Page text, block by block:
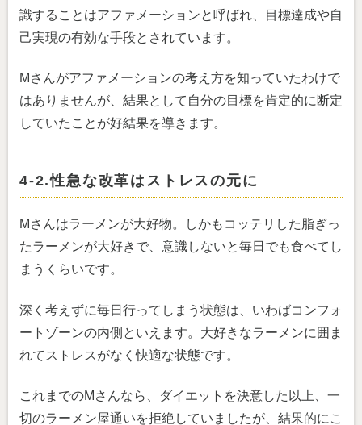
識することはアファメーションと呼ばれ、目標達成や自
己実現の有効な手段とされています。
Mさんがアファメーションの考え方を知っていたわけで
はありませんが、結果として自分の目標を肯定的に断定
していたことが好結果を導きます。
4-2.性急な改革はストレスの元に
Mさんはラーメンが大好物。しかもコッテリした脂ぎっ
たラーメンが大好きで、意識しないと毎日でも食べてし
まうくらいです。
深く考えずに毎日行ってしまう状態は、いわばコンフォ
ートゾーンの内側といえます。大好きなラーメンに囲ま
れてストレスがなく快適な状態です。
これまでのMさんなら、ダイエットを決意した以上、一
切のラーメン屋通いを拒絶していましたが、結果的にこ